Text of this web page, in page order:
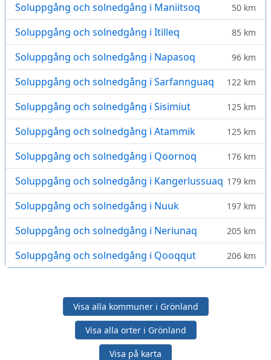
Soluppgång och solnedgång i Maniitsoq 50 km
Soluppgång och solnedgång i Itilleq 85 km
Soluppgång och solnedgång i Napasoq 96 km
Soluppgång och solnedgång i Sarfannguaq 122 km
Soluppgång och solnedgång i Sisimiut 125 km
Soluppgång och solnedgång i Atammik 125 km
Soluppgång och solnedgång i Qoornoq 176 km
Soluppgång och solnedgång i Kangerlussuaq 179 km
Soluppgång och solnedgång i Nuuk 197 km
Soluppgång och solnedgång i Neriunaq 205 km
Soluppgång och solnedgång i Qooqqut 206 km
Visa alla kommuner i Grönland
Visa alla orter i Grönland
Visa på karta